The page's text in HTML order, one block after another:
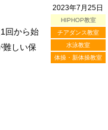
2023年7月25日
HIPHOP教室
チアダンス教室
水泳教室
体操・新体操教室
回から始
難しい保